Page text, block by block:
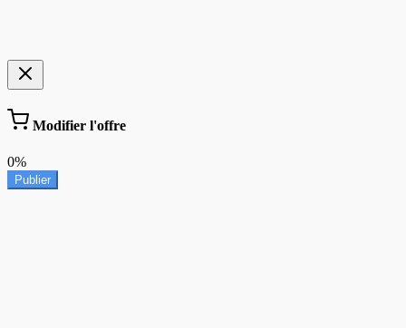
Modifier l'offre
0%
Publier